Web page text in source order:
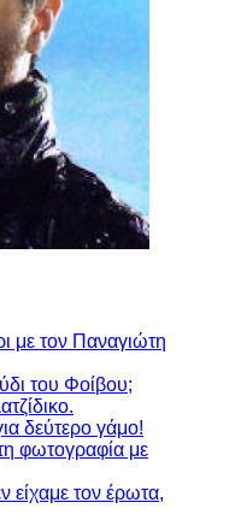
με τον Παναγιώτη
του Φοίβου;
δεύτερο γάμο!
φωτογραφία με
είχαμε τον έρωτα,